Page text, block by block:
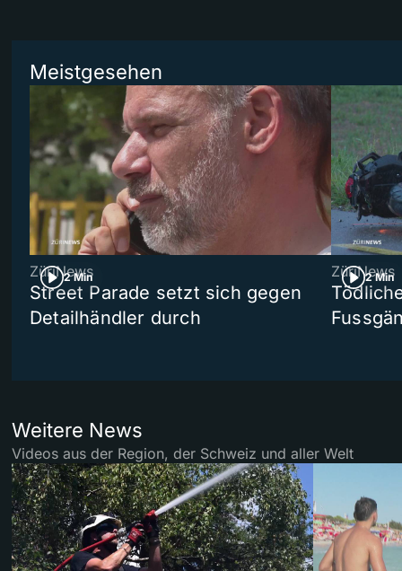
Meistgesehen
2 Min
ZüriNews
Street Parade setzt sich gegen
Detailhändler durch
2 Min
ZüriNews
Weitere News
Videos aus der Region, der Schweiz und aller Welt